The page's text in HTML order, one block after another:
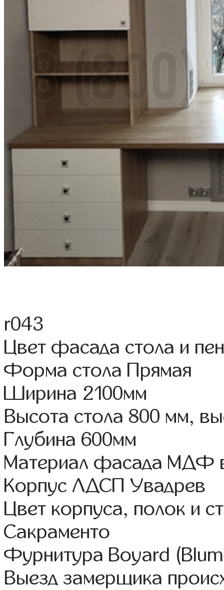
r043
Цвет фасада стола и
Форма стола Прямая
Ширина 2100мм
Высота стола 800 мм,
Глубина 600мм
Материал фасада МДФ
Корпус ЛДСП Увадрев
Цвет корпуса, полок и
Сакраменто
Фурнитура Boyard
Выезд замерщика